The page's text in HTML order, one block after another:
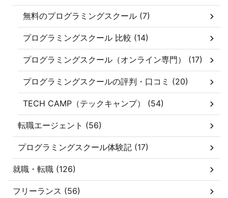
無料のプログラミングスクール (7)
プログラミングスクール 比較 (14)
プログラミングスクール（オンライン専門） (17)
プログラミングスクールの評判・口コミ (20)
TECH CAMP（テックキャンプ） (54)
転職エージェント (56)
プログラミングスクール体験記 (17)
就職・転職 (126)
フリーランス (56)